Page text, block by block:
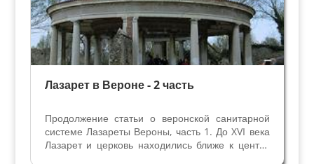
Лазарет в Вероне - 2 часть
Продолжение статьи о веронской санитарной
системе Лазареты Вероны, часть 1. До XVI века
Лазарет и церковь находились ближе к центру